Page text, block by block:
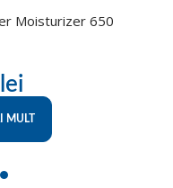
Moisturizer 650
lei
MULT
4